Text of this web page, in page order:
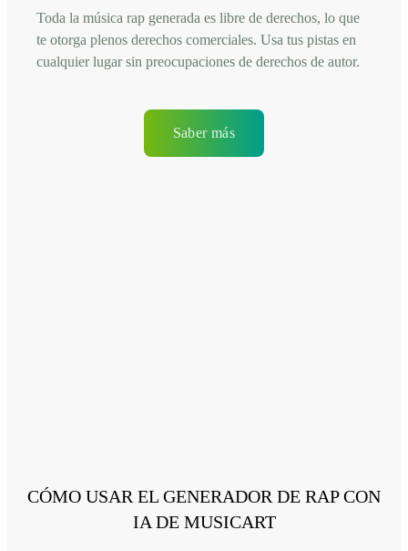
Toda la música rap generada es libre de derechos, lo que
te otorga plenos derechos comerciales. Usa tus pistas en
cualquier lugar sin preocupaciones de derechos de autor.
Saber más
CÓMO USAR EL GENERADOR DE RAP CON
IA DE MUSICART